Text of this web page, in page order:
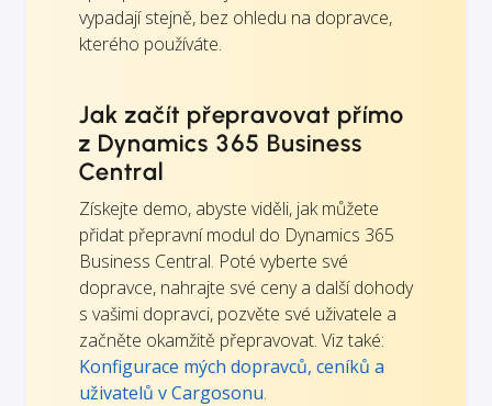
vypadají stejně, bez ohledu na dopravce,
kterého používáte.
Jak začít přepravovat přímo
z Dynamics 365 Business
Central
Získejte demo, abyste viděli, jak můžete
přidat přepravní modul do Dynamics 365
Business Central. Poté vyberte své
dopravce, nahrajte své ceny a další dohody
s vašimi dopravci, pozvěte své uživatele a
začněte okamžitě přepravovat. Viz také:
Konfigurace mých dopravců, ceníků a
uživatelů v Cargosonu.